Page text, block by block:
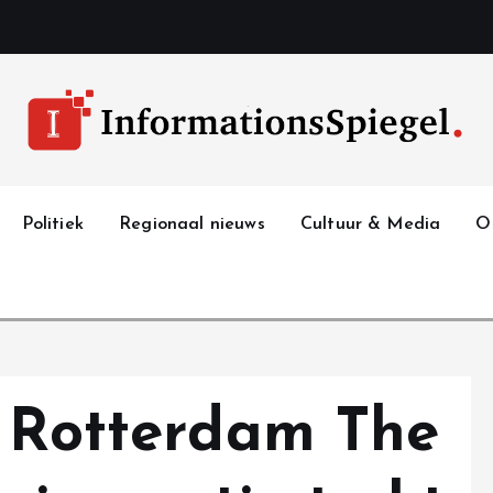
Politiek Regionaal nieuws Cultuur & Media
The